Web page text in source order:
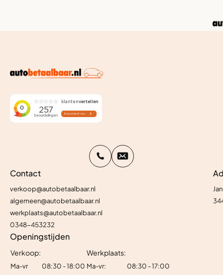
Contact
verkoop@autobetaalbaar.nl
algemeen@autobetaalbaar.nl
werkplaats@autobetaalbaar.nl
0348-453232
Openingstijden
Verkoop:
Ma-vr
08:30 - 18:00
Werkplaats:
Ma-vr:
08:30 - 17:00